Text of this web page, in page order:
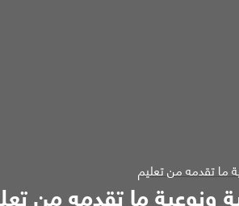
ما تقدمه من تعليم